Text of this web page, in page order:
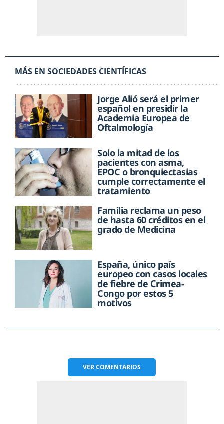
MÁS EN SOCIEDADES CIENTÍFICAS
Jorge Alió será el primer
español en presidir la
Academia Europea de
Oftalmología
Solo la mitad de los
pacientes con asma,
EPOC o bronquiectasias
cumple correctamente el
tratamiento
Familia reclama un peso
de hasta 60 créditos en el
grado de Medicina
España, único país
europeo con casos locales
de fiebre de Crimea-
Congo por estos 5
motivos
VERCOMENTARIOS